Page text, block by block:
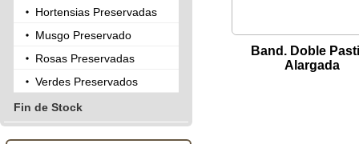
Hortensias Preservadas
Musgo Preservado
Rosas Preservadas
Verdes Preservados
Fin de Stock
Band. Doble
Alargada